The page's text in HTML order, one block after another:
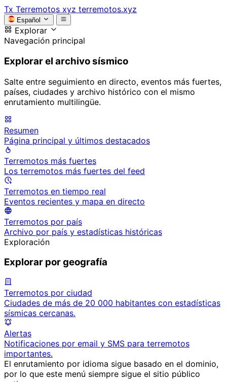
Tx Terremotos xyz terremotos.xyz
Español
Explorar
Navegación principal
Explorar el archivo sísmico
Salte entre seguimiento en directo, eventos más fuertes,
países, ciudades y archivo histórico con el mismo
enrutamiento multilingüe.
Resumen
Página principal y últimos destacados
Terremotos más fuertes
Los terremotos más fuertes del feed
Terremotos en tiempo real
Eventos recientes y mapa en directo
Terremotos por país
Archivo por país y estadísticas históricas
Exploración
Explorar por geografía
Terremotos por ciudad
Ciudades de más de 20 000 habitantes con estadísticas
sísmicas cercanas.
Alertas
Notificaciones por email y SMS para terremotos
importantes.
El enrutamiento por idioma sigue basado en el dominio,
por lo que este menú siempre sigue el sitio público